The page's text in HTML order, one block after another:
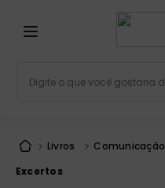
Livros Comunicação
Excertos
2º liturgia